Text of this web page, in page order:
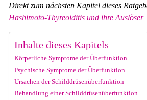
Direkt zum nächsten Kapitel dieses
Hashimoto-Thyreoiditis und ihre Auslöser
Inhalte dieses Kapitels
Körperliche Symptome der Überfunktion
Psychische Symptome der Überfunktion
Ursachen der Schilddrüsenüberfunktion
Behandlung einer Schilddrüsenüberfunktion